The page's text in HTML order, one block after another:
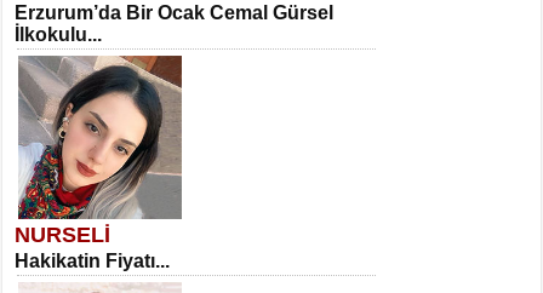
Erzurum’da Bir Ocak Cemal Gürsel
İlkokulu...
NURSELİ
Hakikatin Fiyatı...